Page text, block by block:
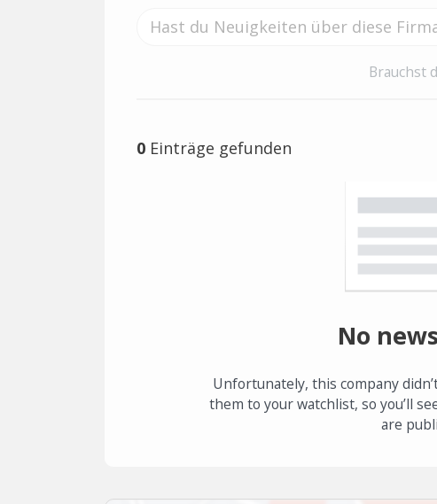
Brauchst
0 Einträge gefunden
No
Unfortunately, this company
them to your watchlist, so you’ll
are